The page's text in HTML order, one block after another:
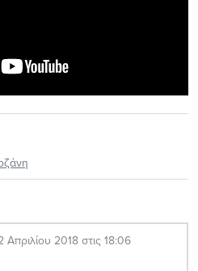
Απριλίου 2018 στις 18:06